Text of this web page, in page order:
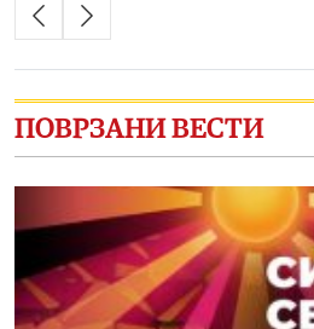
ПОВРЗАНИ ВЕСТИ